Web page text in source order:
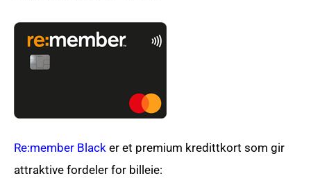
Re:member Black er et premium kredittkort som gir
attraktive fordeler for billeie: